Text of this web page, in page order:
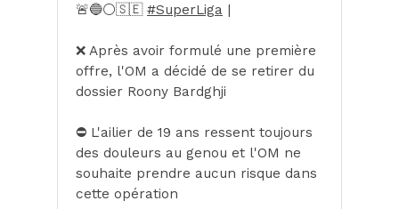
🚨🔵⚪️🇸🇪 #SuperLiga |
❌️ Après avoir formulé une première
offre, l'OM a décidé de se retirer du
dossier Roony Bardghji
⛔️ L'ailier de 19 ans ressent toujours
des douleurs au genou et l'OM ne
souhaite prendre aucun risque dans
cette opération